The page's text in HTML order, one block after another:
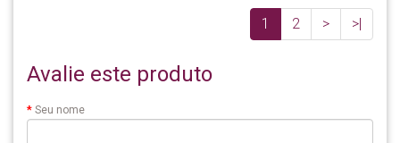
1 2 > >|
Avalie este produto
Seu nome